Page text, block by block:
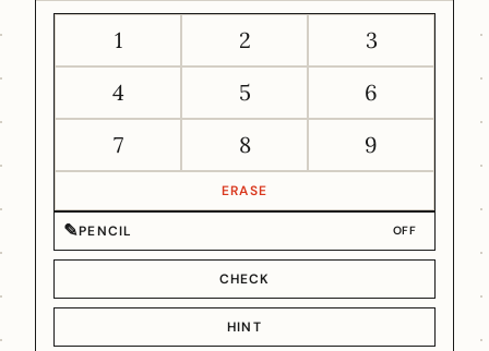
1 2
3
4
5
6
7
8 9
ERASE
✎PENCIL OFF
CHECK
HINT